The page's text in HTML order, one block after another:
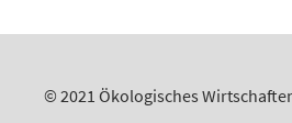
© 2021 Ökologisches